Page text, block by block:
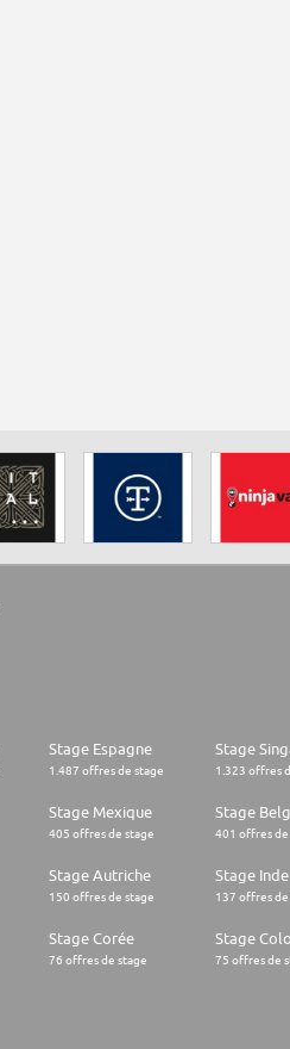
Stage Espagne
1.487 offres de stage
Stage
1.323 offres
Stage Mexique
405 offres de stage
Stage
401 offres de
Stage Autriche
150 offres de stage
Stage Inde
137 offres de
Stage Corée
76 offres de stage
Stage
75 offres de